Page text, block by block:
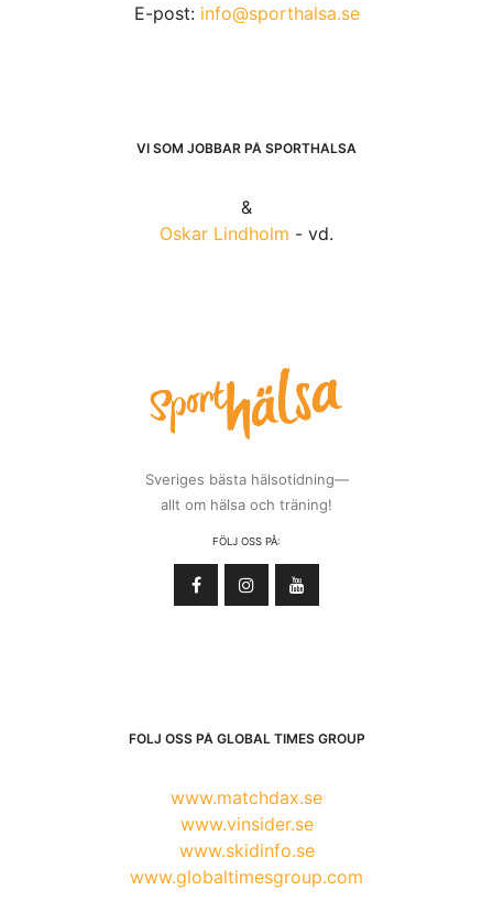
E-post: info@sporthalsa.se
VI SOM JOBBAR PÅ SPORTHÄLSA
&
Oskar Lindholm - vd.
Sveriges bästa hälsotidning—
allt om hälsa och träning!
FÖLJ OSS PÅ:
FÖLJ OSS PÅ GLOBAL TIMES GROUP
www.matchdax.se
www.vinsider.se
www.skidinfo.se
www.globaltimesgroup.com